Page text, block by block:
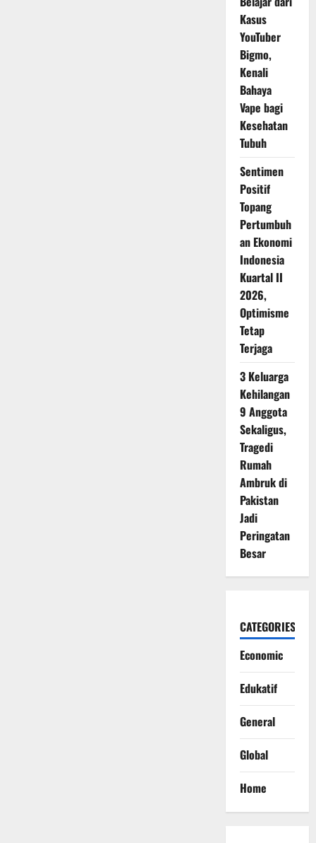
Kasus
YouTuber
Bigmo,
Kenali
Bahaya
Vape bagi
Kesehatan
Tubuh
Sentimen
Positif
Topang
Pertumbuh
an Ekonomi
Indonesia
Kuartal II
2026,
Optimisme
Tetap
Terjaga
3 Keluarga
Kehilangan
9 Anggota
Sekaligus,
Tragedi
Rumah
Ambruk di
Pakistan
Jadi
Peringatan
Besar
CATEGORIES
Economic
Edukatif
General
Global
Home